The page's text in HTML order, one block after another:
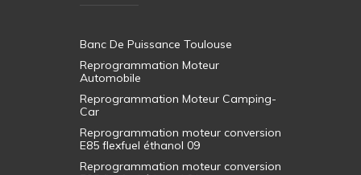
Banc De Puissance Toulouse
Reprogrammation Moteur
Automobile
Reprogrammation Moteur Camping-
Car
Reprogrammation moteur conversion
E85 flexfuel éthanol 09
Reprogrammation moteur conversion